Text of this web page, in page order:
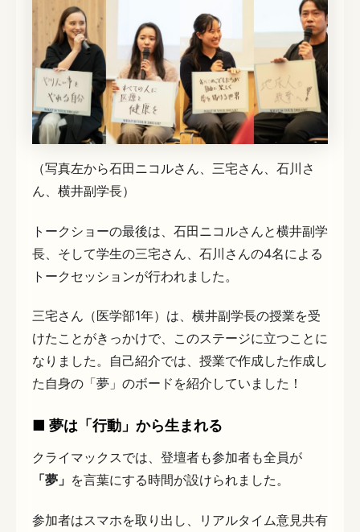
（写真左から石田ニコルさん、三宅さん、石川さ
ん、横井副学長）
トークショーの最後は、石田ニコルさんと横井副学
長、そして学生の三宅さん、石川さんの4名による
トークセッションが行われました。
三宅さん（医学部1年）は、横井副学長の授業を受
けたことがきっかけで、このステージに立つことに
なりました。自己紹介では、授業で作成した作成し
た自身の「夢」のボードを紹介していました！
■ 夢は「行動」から生まれる
クライマックスでは、登壇者も参加者も全員が
「夢」 を言葉にする時間が設けられました。
参加者はスマホを取り出し、リアルタイム意見共有